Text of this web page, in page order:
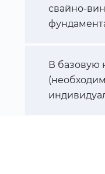
свайно-
В базовую